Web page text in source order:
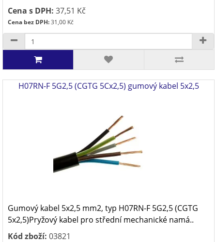
Cena s DPH: 37,51 Kč
Cena bez DPH:31,00 Kč
H07RN-F 5G2,5 (CGTG 5Cx2,5) gumový kabel 5x2,5
Gumový kabel 5x2,5 mm2, typ H07RN-F 5G2,5 (CGTG
5x2,5)Pryžový kabel pro střední mechanické namá..
Kód zboží: 03821